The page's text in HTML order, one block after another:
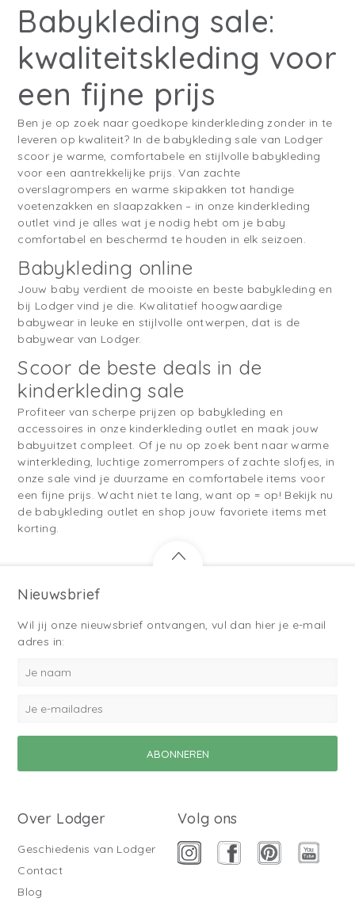
Babykleding sale:
kwaliteitskleding voor
een fijne prijs
Ben je op zoek naar goedkope kinderkleding zonder in te
leveren op kwaliteit? In de babykleding sale van Lodger
scoor je warme, comfortabele en stijlvolle babykleding
voor een aantrekkelijke prijs. Van zachte
overslagrompers en warme skipakken tot handige
voetenzakken en slaapzakken – in onze kinderkleding
outlet vind je alles wat je nodig hebt om je baby
comfortabel en beschermd te houden in elk seizoen.
Babykleding online
Jouw baby verdient de mooiste en beste babykleding en
bij Lodger vind je die. Kwalitatief hoogwaardige
babywear in leuke en stijlvolle ontwerpen, dat is de
babywear van Lodger.
Scoor de beste deals in de
kinderkleding sale
Profiteer van scherpe prijzen op babykleding en
accessoires in onze kinderkleding outlet en maak jouw
babyuitzet compleet. Of je nu op zoek bent naar warme
winterkleding, luchtige zomerrompers of zachte slofjes, in
onze sale vind je duurzame en comfortabele items voor
een fijne prijs. Wacht niet te lang, want op = op! Bekijk nu
de babykleding outlet en shop jouw favoriete items met
korting.
Nieuwsbrief
Wil jij onze nieuwsbrief ontvangen, vul dan hier je e-mail
adres in:
Over Lodger
Geschiedenis van Lodger
Contact
Blog
Volg ons